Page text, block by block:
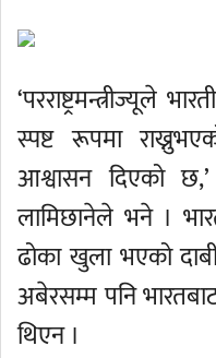
‘परराष्ट्रमन्त्रीज्यूले
स्पष्ट रूपमा
आश्वासन दिएको
लामिछानेले भने ।
ढोका खुला भएको
अबेरसम्म पनि
थिएन ।